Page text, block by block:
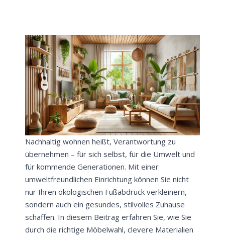
Nachhaltig wohnen heißt, Verantwortung zu
übernehmen – für sich selbst, für die Umwelt und
für kommende Generationen. Mit einer
umweltfreundlichen Einrichtung können Sie nicht
nur Ihren ökologischen Fußabdruck verkleinern,
sondern auch ein gesundes, stilvolles Zuhause
schaffen. In diesem Beitrag erfahren Sie, wie Sie
durch die richtige Möbelwahl, clevere Materialien